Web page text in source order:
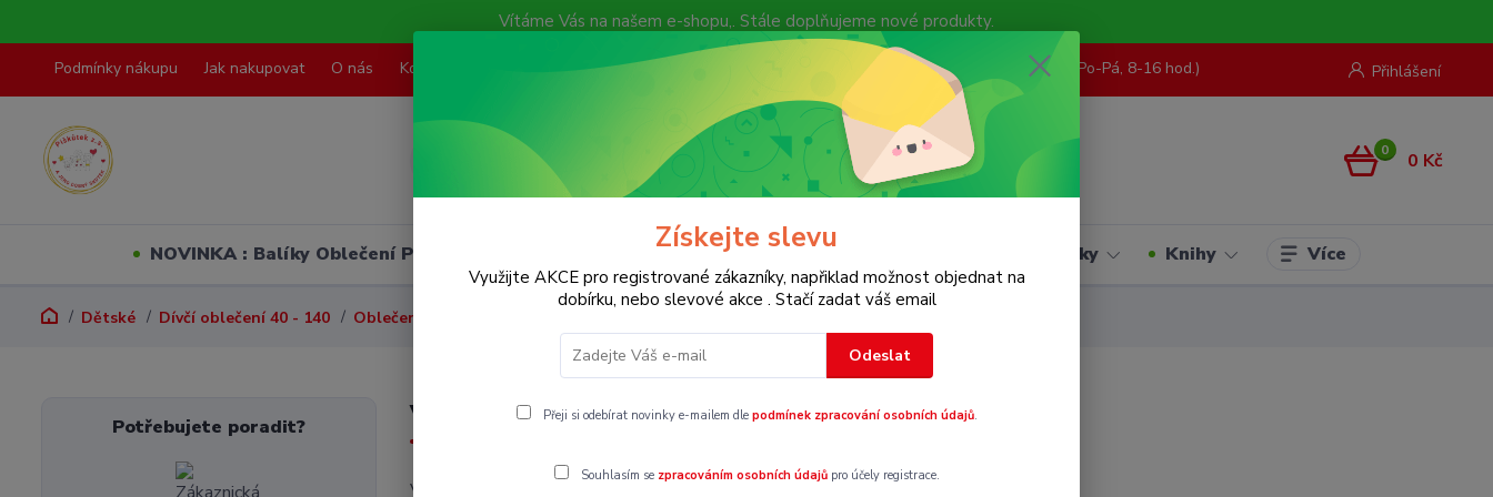
Vítáme Vás na našem e-shopu,. Stále doplňujeme nové produkty.
Podmínky nákupu Jak nakupovat O nás Kontakty Přihlášení
Hledat
Nevíte si rady? Zavolejte. + 420 773 967 062 (Po-Pá, 8-16 hod.)
0 0 Kč
NOVINKA : Balíky Oblečení PO VELIKOSTECH Dětské Dámské Hračky Knihy Více
Dětské Dívčí oblečení 40 - 140 Oblečení do deště
Vel. 74
V této kategorii nebylo nalezeno žádné zboží.
Potřebujete poradit?
Získejte slevu
Využijte AKCE pro registrované zákazníky, napřiklad možnost objednat na
dobírku, nebo slevové akce . Stačí zadat váš email
Odeslat
Přeji si odebírat novinky e-mailem dle podmínek zpracování osobních údajů.
Souhlasím se zpracováním osobních údajůpro účely registrace.